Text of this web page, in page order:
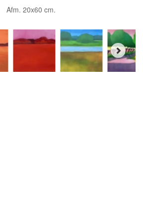
Afm. 20x60 cm.